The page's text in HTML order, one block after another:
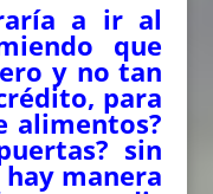
a ir al
que
y no tan
para
alimentos?
sin
manera